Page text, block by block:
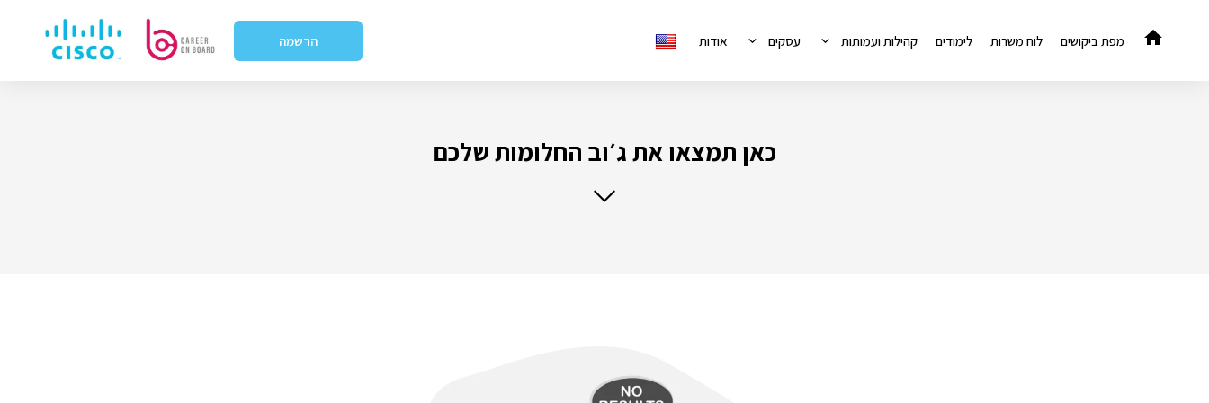
מפת ביקושים לוח משרות לימודים קהילות ועמותות עסקים אודות הרשמה
כאן תמצאו את ג׳וב החלומות שלכם